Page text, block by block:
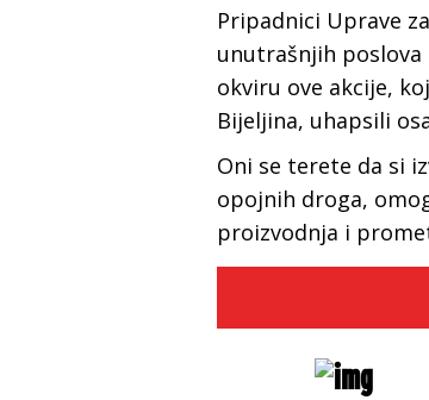
Pripadnici Uprave
unutrašnjih poslova
okviru ove akcije,
Bijeljina, uhapsili
Oni se terete da si
opojnih droga,
proizvodnja i